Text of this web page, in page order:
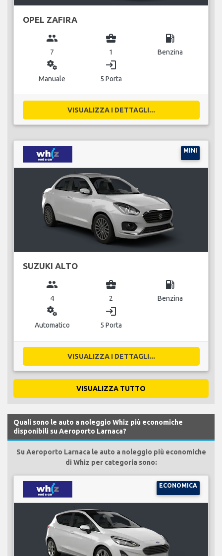
OPEL ZAFIRA
group
7
business_center
1
local_gas_station
Benzina
miscellaneous_services
Manuale
login
5 Porta
VISUALIZZA I DETTAGLI...
MINI
SUZUKI ALTO
group
4
business_center
2
local_gas_station
Benzina
miscellaneous_services
Automatico
login
5 Porta
VISUALIZZA I DETTAGLI...
VISUALIZZA TUTTO
Quali sono le auto a noleggio Whiz più economiche
disponibili su Aeroporto Larnaca?
Su Aeroporto Larnaca le auto a noleggio più economiche
di Whiz per categoria sono:
ECONOMICA